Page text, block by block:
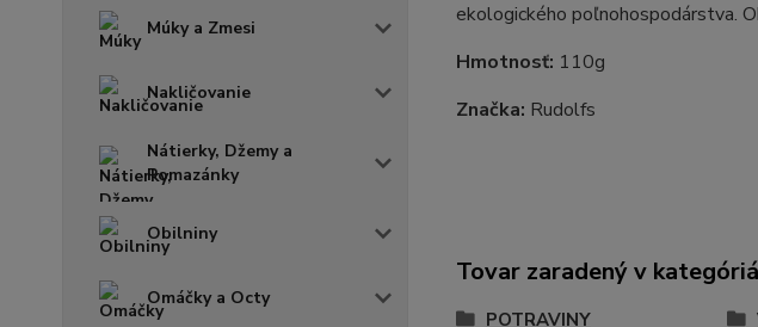
Múky a Zmesi
Nakličovanie
Nátierky, Džemy a
Pomazánky
Obilniny
Omáčky a Octy
ekologického poľnohospodárstva.
Hmotnosť: 110g
Značka: Rudolfs
Tovar zaradený v
POTRAVINY